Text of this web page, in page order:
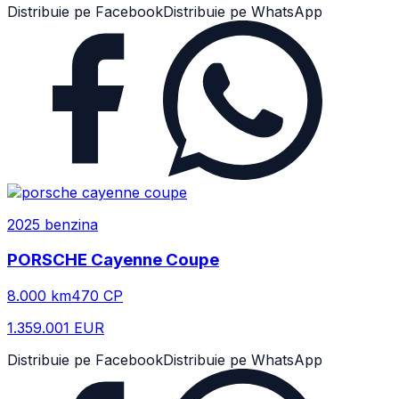
Distribuie pe FacebookDistribuie pe WhatsApp
2025 benzina
PORSCHE Cayenne Coupe
8.000 km470 CP
1.359.001 EUR
Distribuie pe FacebookDistribuie pe WhatsApp